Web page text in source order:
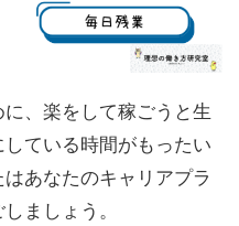
、楽をして稼ごうと生
ている時間がもったい
あなたのキャリアプラ
ましょう。